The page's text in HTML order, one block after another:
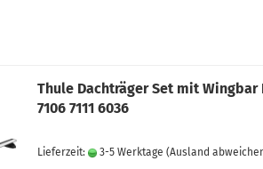
Thule Dachträger Set mit Wingbar
7106 7111 6036
Lieferzeit: 3-5 Werktage (Ausland